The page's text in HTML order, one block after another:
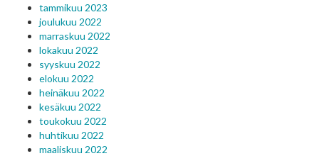
tammikuu 2023
joulukuu 2022
marraskuu 2022
lokakuu 2022
syyskuu 2022
elokuu 2022
heinäkuu 2022
kesäkuu 2022
toukokuu 2022
huhtikuu 2022
maaliskuu 2022